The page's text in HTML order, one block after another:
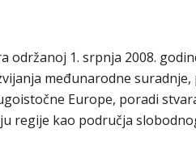
održanoj 1. srpnja 2008.
međunarodne suradnje,
Europe, poradi
regije kao područja